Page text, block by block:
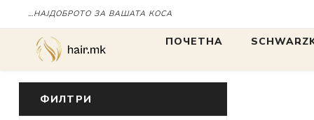
…НАЈДОБРОТО ЗА ВАШАТА КОСА
ПОЧЕТНА
ФИЛТРИ